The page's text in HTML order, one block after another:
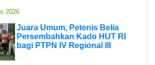
2026
Juara Umum, Petenis Belia
Persembahkan Kado HUT RI
bagi PTPN IV Regional III